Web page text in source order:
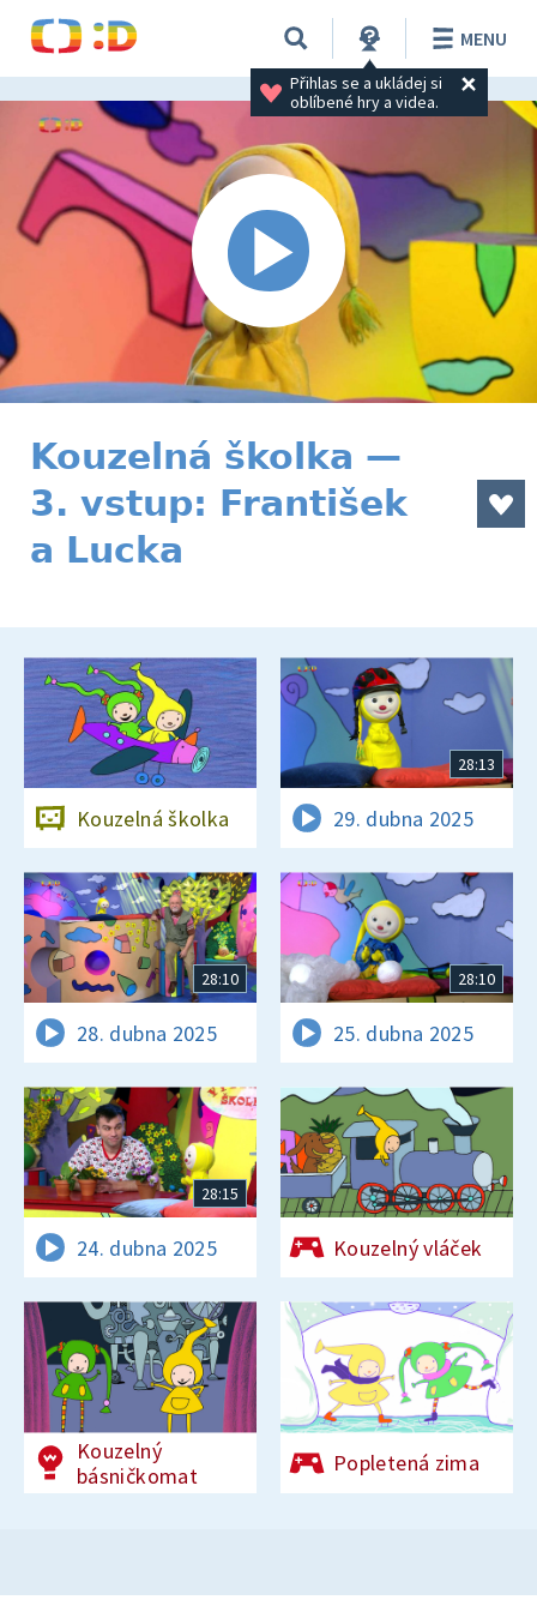
Přihlas se a ukládej si
oblíbené hry a videa.
MENU
Kouzelná školka —
3. vstup: František
a Lucka
Kouzelná školka
28:13
29. dubna 2025
28:10
28. dubna 2025
28:10
25. dubna 2025
28:15
24. dubna 2025 Kouzelný vláček
Kouzelný
básničkomat
Popletená zima